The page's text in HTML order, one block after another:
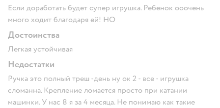
Если доработать будет супер игрушка. Ребенок ооочень
много ходит благодаря ей! НО
Достоинства
Легкая устойчивая
Недостатки
Ручка это полный треш -день ну ок 2 - все - игрушка
сломанна. Крепление ломается просто при катании
машинки. У нас 8 я за 4 месяца. Не понимаю как такие